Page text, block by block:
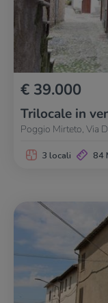
€ 39.000
Trilocale in
Poggio Mirteto, Via
3 locali 84